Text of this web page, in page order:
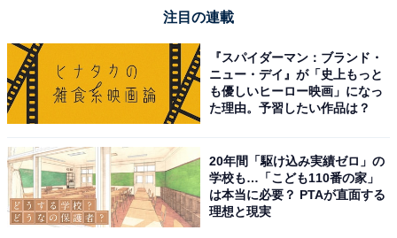
注目の連載
『スパイダーマン：ブランド・
ニュー・デイ』が「史上もっと
も優しいヒーロー映画」になっ
た理由。予習したい作品は？
20年間「駆け込み実績ゼロ」の
学校も…「こども110番の家」
は本当に必要？ PTAが直面する
理想と現実